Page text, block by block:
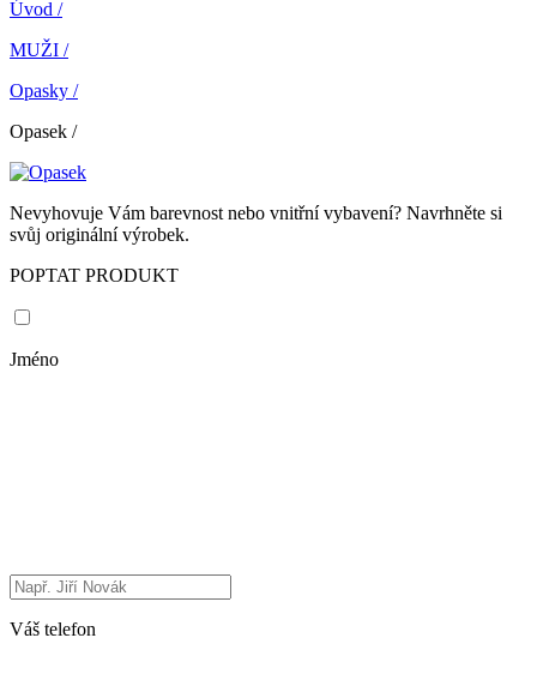
Úvod /
MUŽI /
Opasky /
Opasek /
Nevyhovuje Vám barevnost nebo vnitřní vybavení? Navrhněte si
svůj originální výrobek.
POPTAT PRODUKT
Jméno
Váš telefon